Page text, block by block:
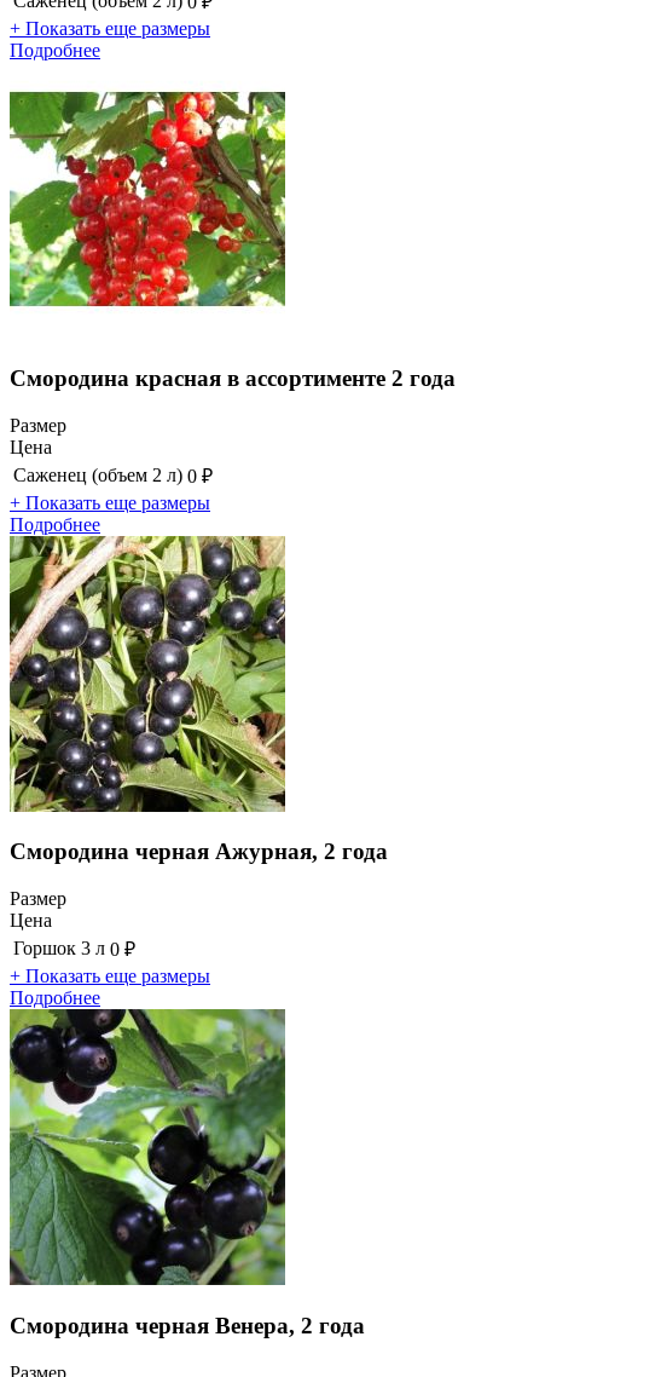
+ Показать еще размеры
Подробнее
Смородина красная в ассортименте 2 года
Размер
Цена
Саженец (объем 2 л) 0 ₽
+ Показать еще размеры
Подробнее
Смородина черная Ажурная, 2 года
Размер
Цена
Горшок 3 л 0 ₽
+ Показать еще размеры
Подробнее
Смородина черная Венера, 2 года
Размер